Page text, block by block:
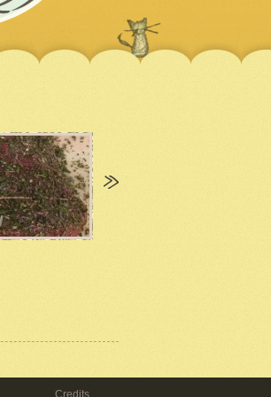
Leggi tutto
Credits